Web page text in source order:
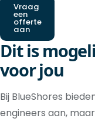
Vraag
een
offerte
aan
Dit is
voor jou
Bij BlueShores
engineers aan,